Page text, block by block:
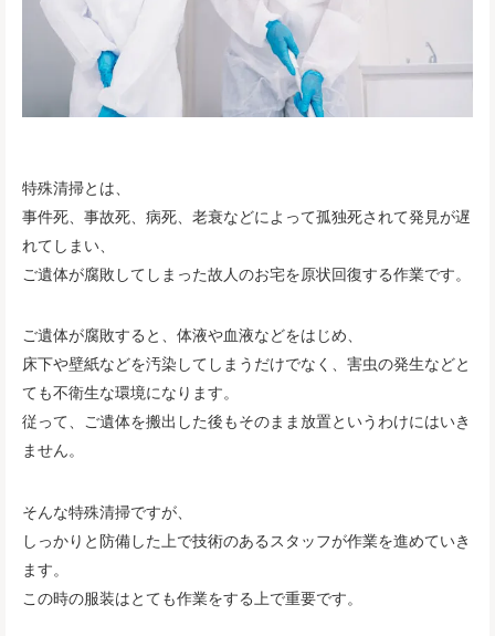
特殊清掃とは、
事件死、事故死、病死、老衰などによって孤独死されて発見が遅
れてしまい、
ご遺体が腐敗してしまった故人のお宅を原状回復する作業です。
ご遺体が腐敗すると、体液や血液などをはじめ、
床下や壁紙などを汚染してしまうだけでなく、害虫の発生などと
ても不衛生な環境になります。
従って、ご遺体を搬出した後もそのまま放置というわけにはいき
ません。
そんな特殊清掃ですが、
しっかりと防備した上で技術のあるスタッフが作業を進めていき
ます。
この時の服装はとても作業をする上で重要です。